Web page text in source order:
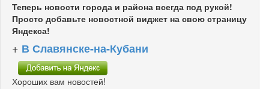
Теперь новости города и района всегда под рукой!
Просто добавьте новостной виджет на свою страницу
Яндекса!
+ В Славянске-на-Кубани
Хороших вам новостей!